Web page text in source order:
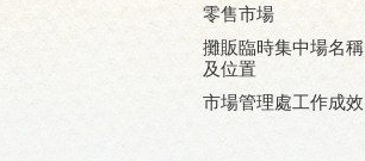
零售市場
攤販臨時集中場名稱
及位置
市場管理處工作成效